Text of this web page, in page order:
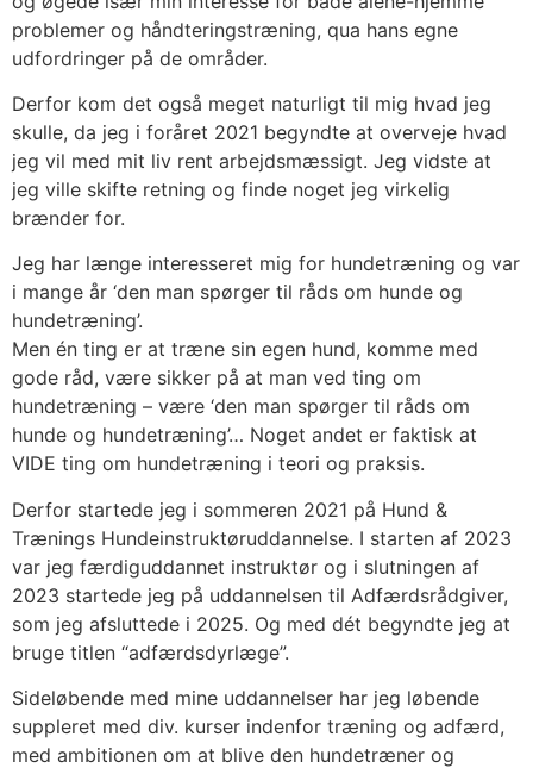
problemer og håndteringstræning, qua hans egne
udfordringer på de områder.
Derfor kom det også meget naturligt til mig hvad jeg
skulle, da jeg i foråret 2021 begyndte at overveje hvad
jeg vil med mit liv rent arbejdsmæssigt. Jeg vidste at
jeg ville skifte retning og finde noget jeg virkelig
brænder for.
Jeg har længe interesseret mig for hundetræning og var
i mange år ‘den man spørger til råds om hunde og
hundetræning’.
Men én ting er at træne sin egen hund, komme med
gode råd, være sikker på at man ved ting om
hundetræning – være ‘den man spørger til råds om
hunde og hundetræning’… Noget andet er faktisk at
VIDE ting om hundetræning i teori og praksis.
Derfor startede jeg i sommeren 2021 på Hund &
Trænings Hundeinstruktøruddannelse. I starten af 2023
var jeg færdiguddannet instruktør og i slutningen af
2023 startede jeg på uddannelsen til Adfærdsrådgiver,
som jeg afsluttede i 2025. Og med dét begyndte jeg at
bruge titlen “adfærdsdyrlæge”.
Sideløbende med mine uddannelser har jeg løbende
suppleret med div. kurser indenfor træning og adfærd,
med ambitionen om at blive den hundetræner og